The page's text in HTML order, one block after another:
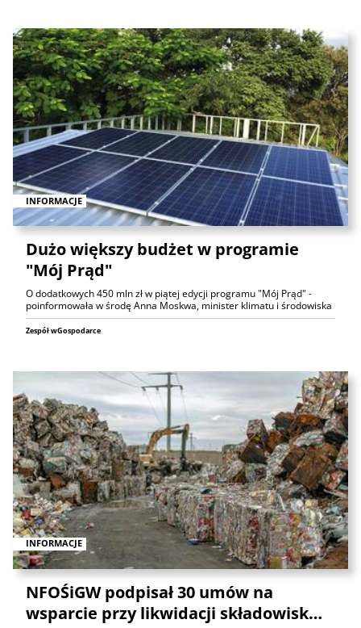
INFORMACJE
Dużo większy budżet w programie
"Mój Prąd"
O dodatkowych 450 mln zł w piątej edycji programu "Mój Prąd" -
poinformowała w środę Anna Moskwa, minister klimatu i środowiska
Zespół wGospodarce
INFORMACJE
NFOŚiGW podpisał 30 umów na
wsparcie przy likwidacji składowisk…